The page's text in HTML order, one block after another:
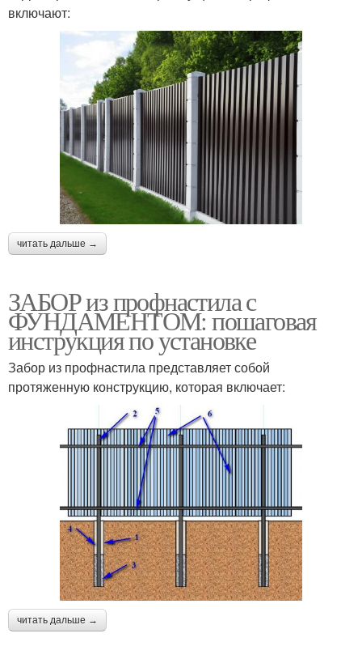
включают:
читать дальше →
ЗАБОР из профнастила с
ФУНДАМЕНТОМ: пошаговая
инструкция по установке
Забор из профнастила представляет собой
протяженную конструкцию, которая включает:
читать дальше →